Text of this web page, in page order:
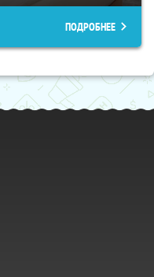
ПОДРОБНЕЕ